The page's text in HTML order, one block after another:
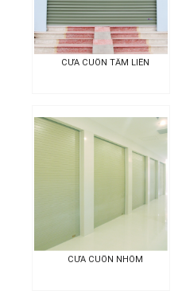
CỬA CUỐN TẤM LIỀN
CỬA CUỐN NHÔM